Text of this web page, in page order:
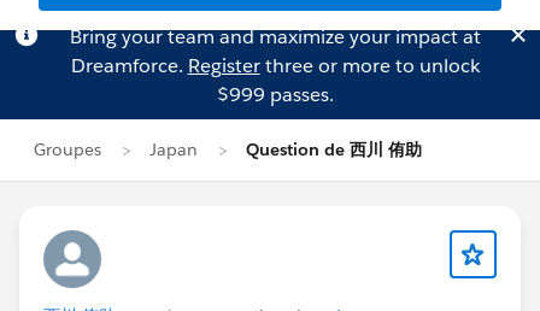
Bring your team and maximize your impact at
Dreamforce. Registerthree or more to unlock
$999 passes.
Groupes Japan Question de 西川 侑助